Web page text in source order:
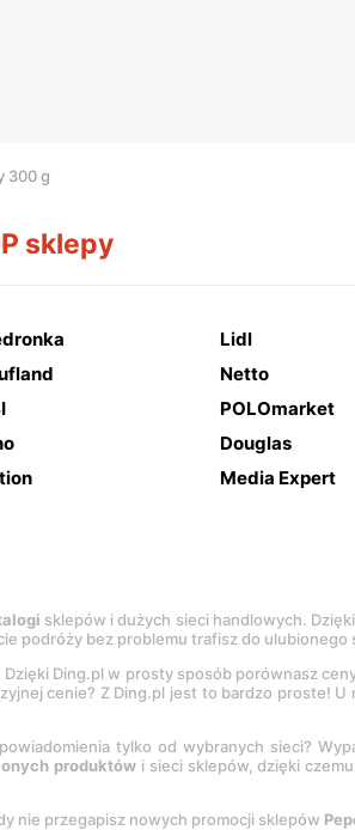
300 g
sklepy
Lidl
Netto
POLOmarket
Douglas
Media Expert
sklepów i dużych sieci handlowych.
podróży bez problemu trafisz do ulubionego
Dzięki Ding.pl w prosty sposób porównasz
cenie? Z Ding.pl jest to bardzo proste!
tylko od wybranych sieci?
produktów i sieci sklepów, dzięki
nie przegapisz nowych promocji sklepów